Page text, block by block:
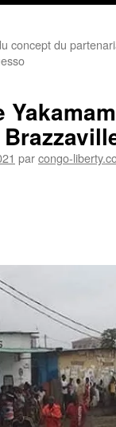
concept du
parcongo-